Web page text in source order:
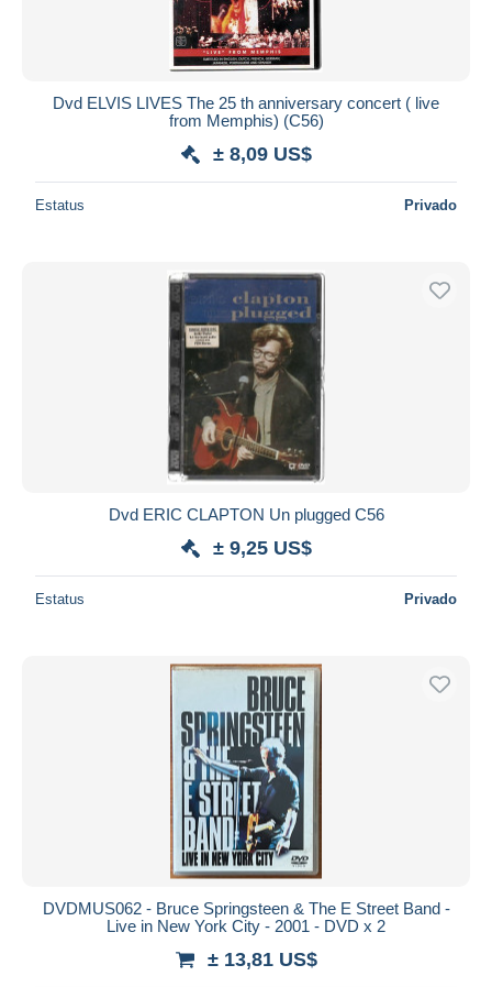
Dvd ELVIS LIVES The 25 th anniversary concert ( live
from Memphis) (C56)
± 8,09 US$
Estatus Privado
Dvd ERIC CLAPTON Un plugged C56
± 9,25 US$
Estatus Privado
DVDMUS062 - Bruce Springsteen & The E Street Band -
Live in New York City - 2001 - DVD x 2
± 13,81 US$